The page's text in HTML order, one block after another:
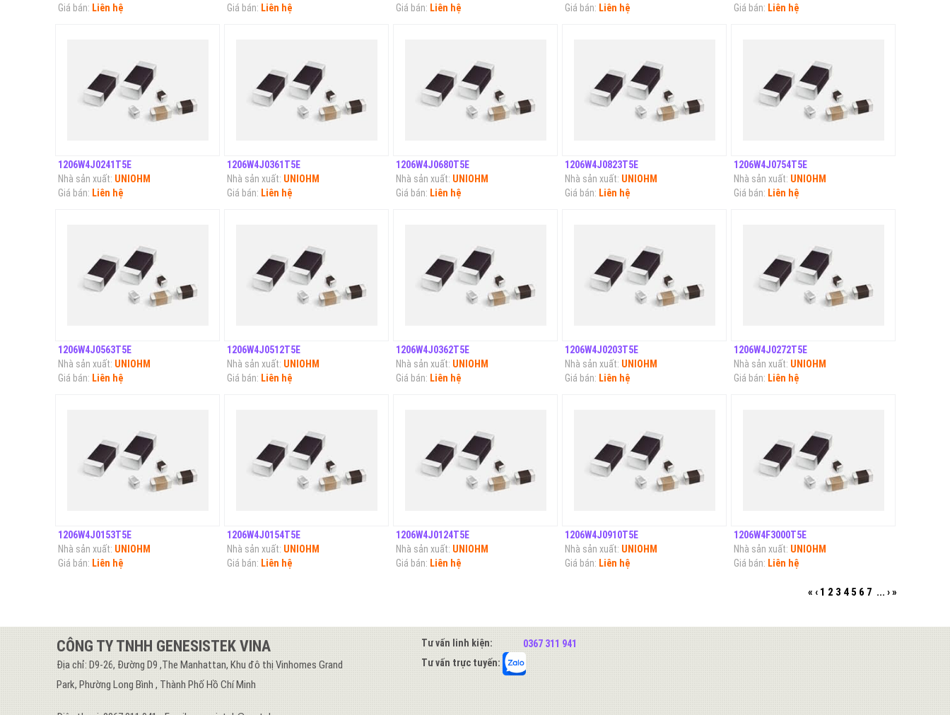
Giá bán: Liên hệ
Giá bán: Liên hệ
Giá bán: Liên hệ
Giá bán: Liên hệ
Giá bán: Liên hệ
1206W4J0241T5E
Nhà sản xuất: UNIOHM
Giá bán: Liên hệ
1206W4J0361T5E
Nhà sản xuất: UNIOHM
Giá bán: Liên hệ
1206W4J0680T5E
Nhà sản xuất: UNIOHM
Giá bán: Liên hệ
1206W4J0823T5E
Nhà sản xuất: UNIOHM
Giá bán: Liên hệ
1206W4J0754T5E
Nhà sản xuất: UNIOHM
Giá bán: Liên hệ
1206W4J0563T5E
Nhà sản xuất: UNIOHM
Giá bán: Liên hệ
1206W4J0512T5E
Nhà sản xuất: UNIOHM
Giá bán: Liên hệ
1206W4J0362T5E
Nhà sản xuất: UNIOHM
Giá bán: Liên hệ
1206W4J0203T5E
Nhà sản xuất: UNIOHM
Giá bán: Liên hệ
1206W4J0272T5E
Nhà sản xuất: UNIOHM
Giá bán: Liên hệ
1206W4J0153T5E
Nhà sản xuất: UNIOHM
Giá bán: Liên hệ
1206W4J0154T5E
Nhà sản xuất: UNIOHM
Giá bán: Liên hệ
1206W4J0124T5E
Nhà sản xuất: UNIOHM
Giá bán: Liên hệ
1206W4J0910T5E
Nhà sản xuất: UNIOHM
Giá bán: Liên hệ
1206W4F3000T5E
Nhà sản xuất: UNIOHM
Giá bán: Liên hệ
« ‹ 1 2 3 4 5 6 7 ... ›»
CÔNG TY TNHH GENESISTEK VINA
Địa chỉ: D9-26, Đường D9 ,The Manhattan, Khu đô thị Vinhomes Grand
Park, Phường Long Bình , Thành Phố Hồ Chí Minh
Tư vấn linh kiện:
0367 311 941
Tư vấn trực tuyến: